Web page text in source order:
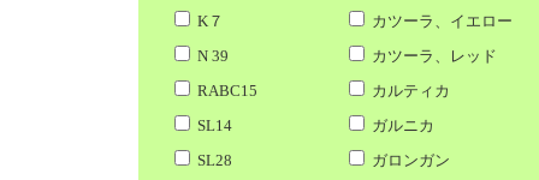
K７
カツーラ、イエロー
N 39
カツーラ、レッド
RABC15
カルティカ
SL14
ガルニカ
SL28
ガロンガン